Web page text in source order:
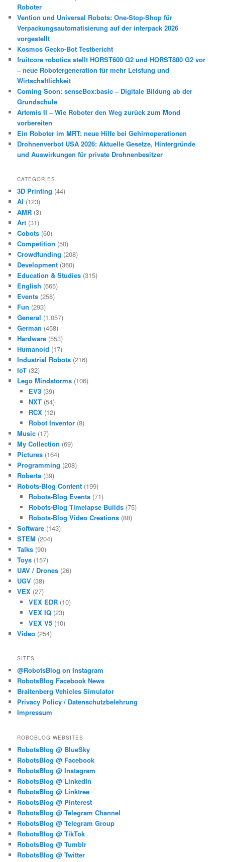
Roboter
Vention und Universal Robots: One-Stop-Shop für
Verpackungsautomatisierung auf der interpack 2026
vorgestellt
Kosmos Gecko-Bot Testbericht
fruitcore robotics stellt HORST600 G2 und HORST800 G2 vor
– neue Robotergeneration für mehr Leistung und
Wirtschaftlichkeit
Coming Soon: senseBox:basic – Digitale Bildung ab der
Grundschule
Artemis II – Wie Roboter den Weg zurück zum Mond
vorbereiten
Ein Roboter im MRT: neue Hilfe bei Gehirnoperationen
Drohnenverbot USA 2026: Aktuelle Gesetze, Hintergründe
und Auswirkungen für private Drohnenbesitzer
CATEGORIES
3D Printing (44)
AI (123)
AMR (3)
Art (31)
Cobots (60)
Competition (50)
Crowdfunding (208)
Development (360)
Education & Studies (315)
English (665)
Events (258)
Fun (293)
General (1.057)
German (458)
Hardware (553)
Humanoid (17)
Industrial Robots (216)
IoT (32)
Lego Mindstorms (106)
EV3(39)
NXT(54)
RCX(12)
Robot Inventor(8)
Music (17)
My Collection (69)
Pictures (164)
Programming (208)
Roberta (39)
Robots-Blog Content (199)
Robots-Blog Events(71)
Robots-Blog Timelapse Builds(75)
Robots-Blog Video Creations(88)
Software (143)
STEM (204)
Talks (90)
Toys (157)
UAV / Drones (26)
UGV (38)
VEX (27)
VEX EDR(10)
VEX IQ(23)
VEX V5(10)
Video (254)
SITES
@RobotsBlog on Instagram
RobotsBlog Facebook News
Braitenberg Vehicles Simulator
Privacy Policy / Datenschutzbelehrung
Impressum
ROBOBLOG WEBSITES
RobotsBlog @ BlueSky
RobotsBlog @ Facebook
RobotsBlog @ Instagram
RobotsBlog @ LinkedIn
RobotsBlog @ Linktree
RobotsBlog @ Pinterest
RobotsBlog @ Telegram Channel
RobotsBlog @ Telegram Group
RobotsBlog @ TikTok
RobotsBlog @ Tumblr
RobotsBlog @ Twitter